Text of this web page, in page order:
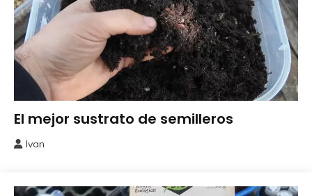
Comenzar
un Huerto
El mejor sustrato de semilleros
2026
Ivan